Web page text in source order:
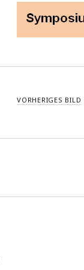
VORHERIGES BILD